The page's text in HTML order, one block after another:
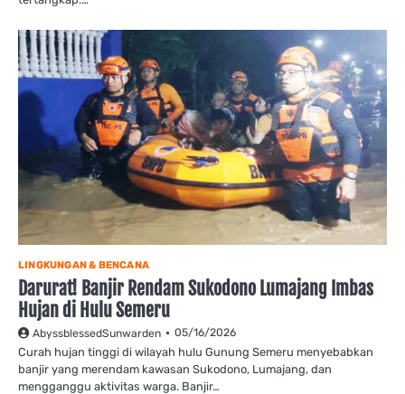
LINGKUNGAN & BENCANA
Darurat! Banjir Rendam Sukodono Lumajang Imbas
Hujan di Hulu Semeru
AbyssblessedSunwarden 05/16/2026
Curah hujan tinggi di wilayah hulu Gunung Semeru menyebabkan
banjir yang merendam kawasan Sukodono, Lumajang, dan
mengganggu aktivitas warga. Banjir…